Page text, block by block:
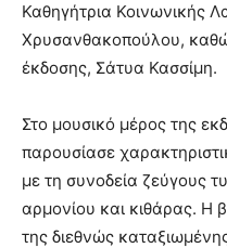
Καθηγήτρια Κοινωνικής
Χρυσανθακοπούλου,
έκδοσης, Σάτυα Κασσίμη.
Στο μουσικό μέρος της
παρουσίασε
με τη συνοδεία ζεύγους
αρμονίου και κιθάρας. Η
της διεθνώς